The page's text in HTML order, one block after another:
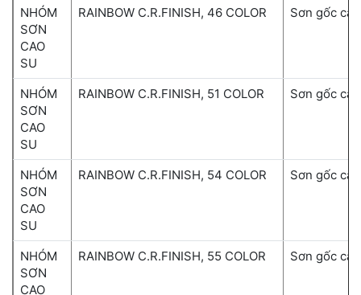
NHÓM
SƠN
CAO
SU
RAINBOW C.R.FINISH, 46 COLOR Sơn gốc
NHÓM
SƠN
CAO
SU
RAINBOW C.R.FINISH, 51 COLOR Sơn gốc
NHÓM
SƠN
CAO
SU
RAINBOW C.R.FINISH, 54 COLOR Sơn gốc
NHÓM
SƠN
CAO
RAINBOW C.R.FINISH, 55 COLOR Sơn gốc